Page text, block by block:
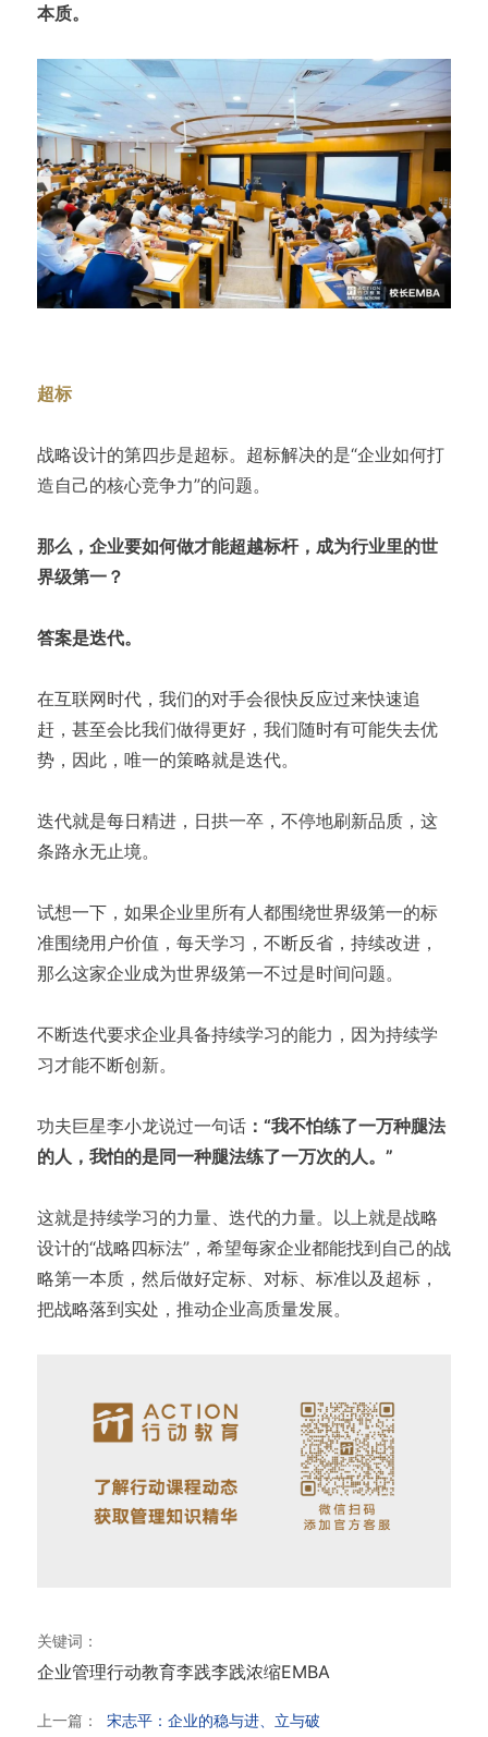
本质。
超标
战略设计的第四步是超标。超标解决的是“企业如何打
造自己的核心竞争力”的问题。
那么，企业要如何做才能超越标杆，成为行业里的世
界级第一？
答案是迭代。
在互联网时代，我们的对手会很快反应过来快速追
赶，甚至会比我们做得更好，我们随时有可能失去优
势，因此，唯一的策略就是迭代。
迭代就是每日精进，日拱一卒，不停地刷新品质，这
条路永无止境。
试想一下，如果企业里所有人都围绕世界级第一的标
准围绕用户价值，每天学习，不断反省，持续改进，
那么这家企业成为世界级第一不过是时间问题。
不断迭代要求企业具备持续学习的能力，因为持续学
习才能不断创新。
功夫巨星李小龙说过一句话：“我不怕练了一万种腿法
的人，我怕的是同一种腿法练了一万次的人。”
这就是持续学习的力量、迭代的力量。以上就是战略
设计的“战略四标法”，希望每家企业都能找到自己的战
略第一本质，然后做好定标、对标、标准以及超标，
把战略落到实处，推动企业高质量发展。
关键词：
企业管理行动教育李践李践浓缩EMBA
上一篇： 宋志平：企业的稳与进、立与破